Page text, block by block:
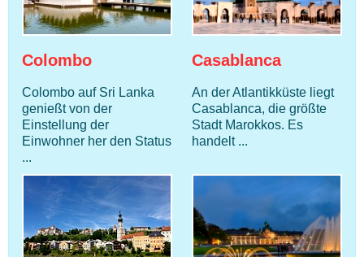
Colombo
Colombo auf Sri Lanka
genießt von der
Einstellung der
Einwohner her den Status
...
Casablanca
An der Atlantikküste liegt
Casablanca, die größte
Stadt Marokkos. Es
handelt ...